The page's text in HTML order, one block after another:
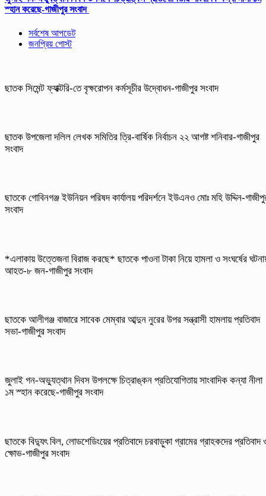
স্হান করেছে-গাজীপুর সংবাদ
সর্বশেষ আপডেট
জনপ্রিয় পোস্ট
ছাতক সিমেন্ট ফ্যাক্টরি-তে বৃক্ষরোপন কর্মসূচীর উদ্বোধন-গাজীপুর সংবাদ
ছাতক উপজেলা দলিল লেখক সমিতির ত্রি-বার্ষিক নির্বাচন ২২ আগষ্ট শনিবার-গাজীপুর
সংবাদ
ছাতকে গোবিনগঞ্জ ইউনিয়ন পরিষদ কার্যালয় পরিদর্শনে ইউএনও মোঃ মহি উদ্দিন-
সংবাদ
*এলাকায় উত্তেজনা বিরাজ করছে* ছাতকে পাওনা টাকা নিয়ে হামলা ও সংঘর্ষের
আহত-৮ জন-গাজীপুর সংবাদ
ছাতকে আলীগঞ্জ বাজারে সাবেক মেম্বার আব্দুন নুরের উপর সন্ত্রাসী হামলায় প্রতিবাদ
সভা-গাজীপুর সংবাদ
জুলাই গন-অভ্যুত্থান দিবস উপলক্ষে চিত্রাঙ্কন প্রতিযোগিতায় সাংবাদিক কন্যা নীলা
১ম স্হান করেছে-গাজীপুর সংবাদ
ছাতকে বিদ্যুৎ বিল, লোডশেডিংয়ের প্রতিবাদে চরবাড়ুকা গ্রামের গ্রাহকদের প্রতিবাদ
ক্ষোভ-গাজীপুর সংবাদ